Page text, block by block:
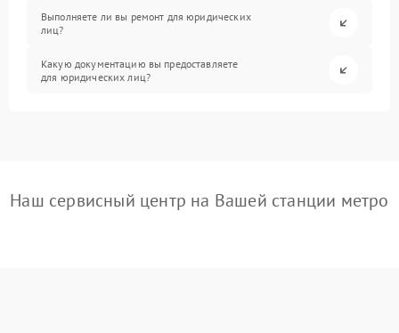
Выполняете ли вы ремонт для юридических
лиц?
Какую документацию вы предоставляете
для юридических лиц?
Наш сервисный центр на Вашей станции метро